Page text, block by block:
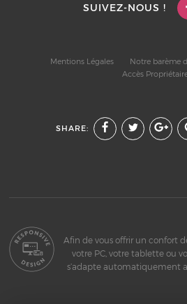
SUIVEZ-NOUS !
Mentions Légales Notre barème
Accès
SHARE:
Afin de vous offrir un confort
votre PC, votre tablette ou
s’adapte automatiquement